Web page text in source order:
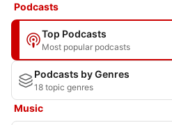
Podcasts
Top Podcasts
Most popular podcasts
Podcasts by Genres
18 topic genres
Music